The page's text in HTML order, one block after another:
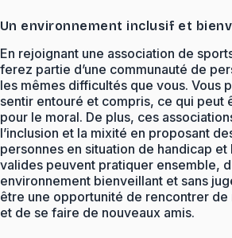
Un environnement inclusif et
En rejoignant une association de
ferez partie d’une communauté de
les mêmes difficultés que vous. Vous
sentir entouré et compris, ce qui peut
pour le moral. De plus, ces
l’inclusion et la mixité en proposant
personnes en situation de handicap et
valides peuvent pratiquer ensemble,
environnement bienveillant et sans
être une opportunité de rencontrer
et de se faire de nouveaux amis.